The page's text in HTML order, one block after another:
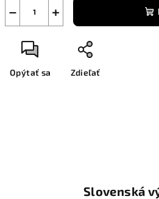
+
−
Opýtať sa Zdieľať
Slovenská